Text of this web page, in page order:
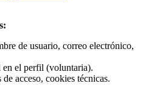
de usuario, correo electrónico,
el perfil (voluntaria).
acceso, cookies técnicas.